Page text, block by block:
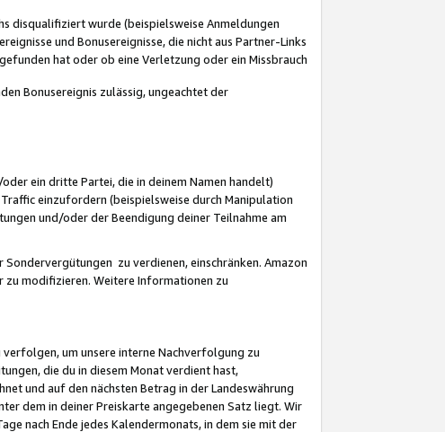
disqualifiziert wurde (beispielsweise Anmeldungen
und Bonusereignisse, die nicht aus Partner-Links
hat oder ob eine Verletzung oder ein Missbrauch
Bonusereignis zulässig, ungeachtet der
ein dritte Partei, die in deinem Namen handelt)
einzufordern (beispielsweise durch Manipulation
und/oder der Beendigung deiner Teilnahme am
zu verdienen, einschränken. Amazon
zu modifizieren. Weitere Informationen zu
um unsere interne Nachverfolgung zu
die du in diesem Monat verdient hast,
und auf den nächsten Betrag in der Landeswährung
dem in deiner Preiskarte angegebenen Satz liegt. Wir
nach Ende jedes Kalendermonats, in dem sie mit der